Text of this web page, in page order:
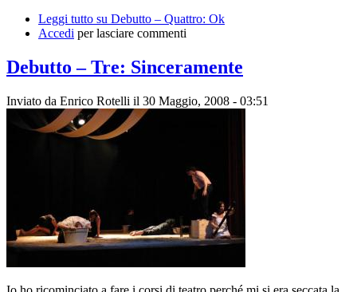
Leggi tutto su Debutto – Quattro: Ok
Accedi per lasciare commenti
Debutto – Tre: Sinceramente
Inviato da Enrico Rotelli il 30 Maggio, 2008 - 03:51